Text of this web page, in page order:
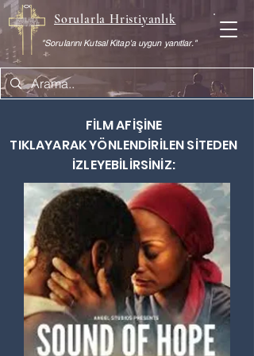
Sorularla Hristiyanlık
"Sorularını Kutsal Kitap'a uygun yanıtlar."
FİLM AFİŞİNE
TIKLAYARAKYÖNLENDİRİLEN SİTEDEN
İZLEYEBİLİRSİNİZ: